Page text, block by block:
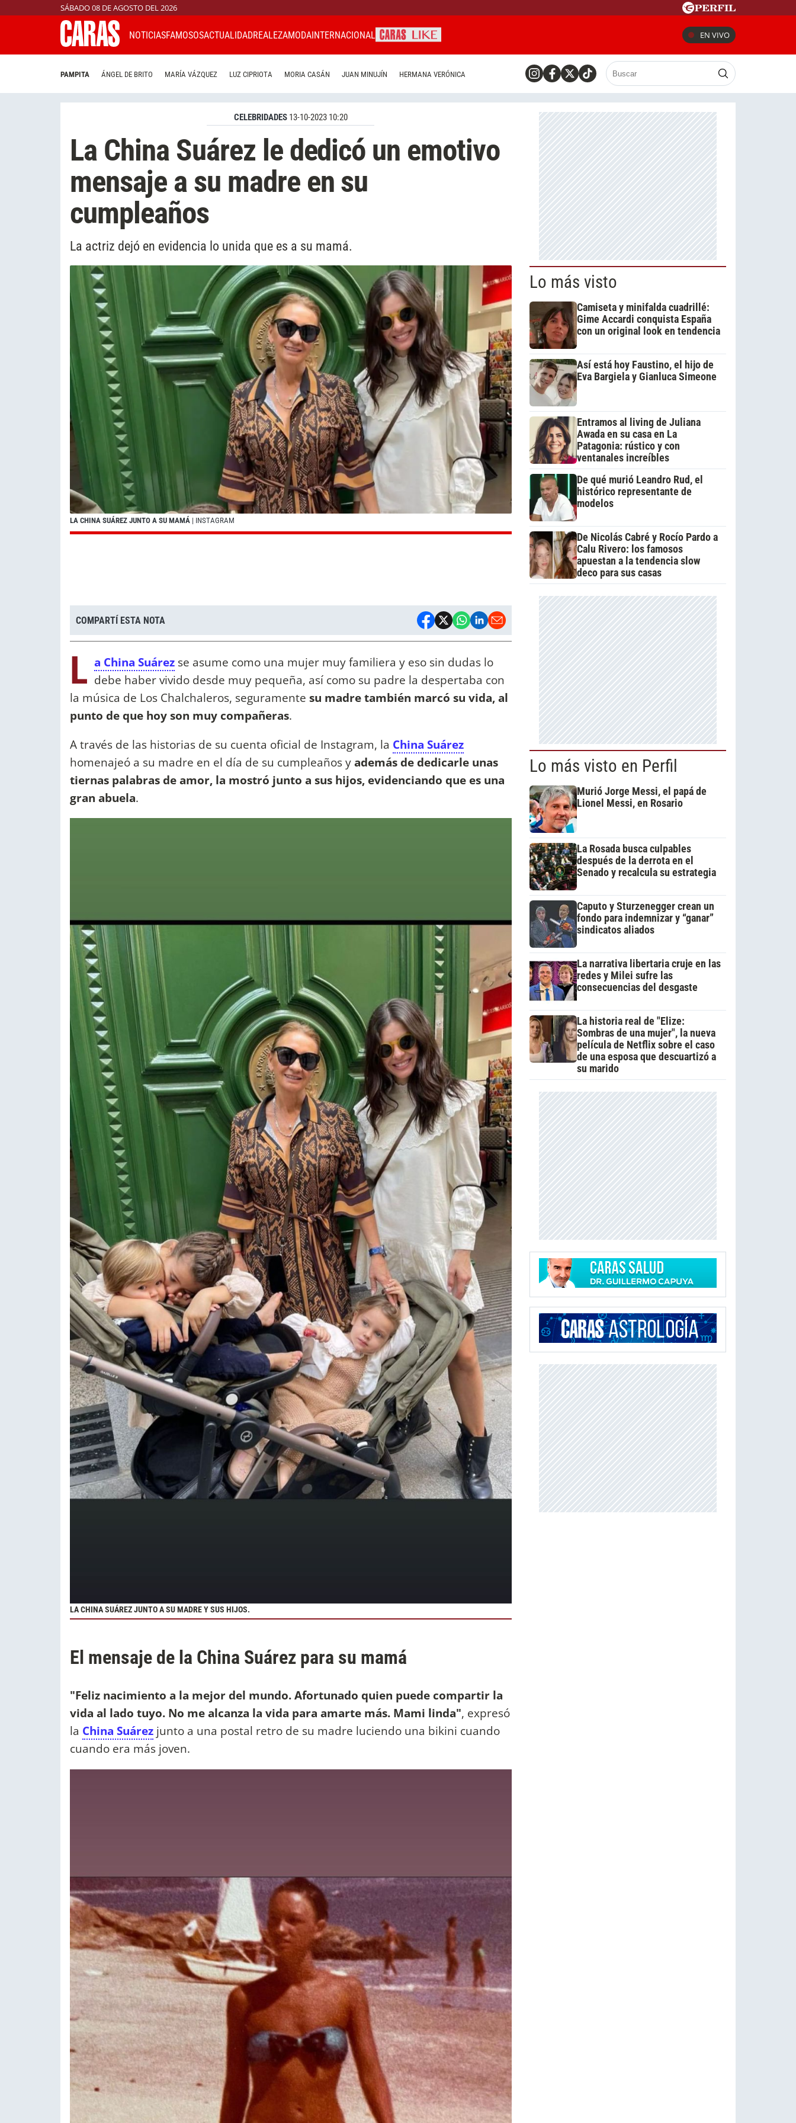
SÁBADO 08 DE AGOSTO DEL 2026
NOTICIASFAMOSOSACTUALIDADREALEZAMODAINTERNACIONAL EN VIVO
PAMPITA ÁNGEL DE BRITO MARÍA VÁZQUEZ LUZ CIPRIOTA MORIA CASÁN JUAN MINUJÍN HERMANA VERÓNICA
CELEBRIDADES 13-10-2023 10:20
La China Suárez le dedicó un emotivo
mensaje a su madre en su
cumpleaños
La actriz dejó en evidencia lo unida que es a su mamá.
LA CHINA SUÁREZ JUNTO A SU MAMÁ | INSTAGRAM
COMPARTÍ ESTA NOTA
L a China Suárez se asume como una mujer muy familiera y eso sin dudas lo
debe haber vivido desde muy pequeña, así como su padre la despertaba con
la música de Los Chalchaleros, seguramente su madre también marcó su vida, al
punto de que hoy son muy compañeras.
A través de las historias de su cuenta oficial de Instagram, la China Suárez
homenajeó a su madre en el día de su cumpleaños yademás de dedicarle unas
tiernas palabras de amor, la mostró junto a sus hijos, evidenciando que es una
gran abuela.
LA CHINA SUÁREZ JUNTO A SU MADRE Y SUS HIJOS.
El mensaje de la China Suárez para su mamá
"Feliz nacimiento a la mejor del mundo. Afortunado quien puede compartir la
vida al lado tuyo. No me alcanza la vida para amarte más. Mami linda", expresó
la China Suárez junto a una postal retro de su madre luciendo una bikini cuando
cuando era más joven.
Lo más visto
Camiseta y minifalda cuadrillé:
Gime Accardi conquista España
con un original look en tendencia
Así está hoy Faustino, el hijo de
Eva Bargiela y Gianluca Simeone
Entramos al living de Juliana
Awada en su casa en La
Patagonia: rústico y con
ventanales increíbles
De qué murió Leandro Rud, el
histórico representante de
modelos
De Nicolás Cabré y Rocío Pardo a
Calu Rivero: los famosos
apuestan a la tendencia slow
deco para sus casas
Lo más visto en Perfil
Murió Jorge Messi, el papá de
Lionel Messi, en Rosario
La Rosada busca culpables
después de la derrota en el
Senado y recalcula su estrategia
Caputo y Sturzenegger crean un
fondo para indemnizar y “ganar”
sindicatos aliados
La narrativa libertaria cruje en las
redes y Milei sufre las
consecuencias del desgaste
La historia real de "Elize:
Sombras de una mujer", la nueva
película de Netflix sobre el caso
de una esposa que descuartizó a
su marido